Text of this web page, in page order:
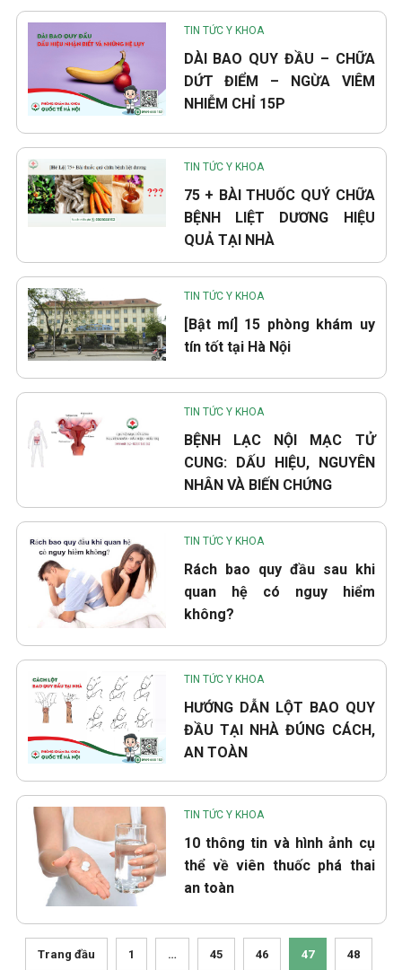
TIN TỨC Y KHOA
DÀI BAO QUY ĐẦU – CHỮA
DỨT ĐIỂM – NGỪA VIÊM
NHIỄM CHỈ 15P
TIN TỨC Y KHOA
75 + BÀI THUỐC QUÝ CHỮA
BỆNH LIỆT DƯƠNG HIỆU
QUẢ TẠI NHÀ
TIN TỨC Y KHOA
[Bật mí] 15 phòng khám uy
tín tốt tại Hà Nội
TIN TỨC Y KHOA
BỆNH LẠC NỘI MẠC TỬ
CUNG: DẤU HIỆU, NGUYÊN
NHÂN VÀ BIẾN CHỨNG
TIN TỨC Y KHOA
Rách bao quy đầu sau khi
quan hệ có nguy hiểm
không?
TIN TỨC Y KHOA
HƯỚNG DẪN LỘT BAO QUY
ĐẦU TẠI NHÀ ĐÚNG CÁCH,
AN TOÀN
TIN TỨC Y KHOA
10 thông tin và hình ảnh cụ
thể về viên thuốc phá thai
an toàn
Trang đầu 1 … 45 46 47 48